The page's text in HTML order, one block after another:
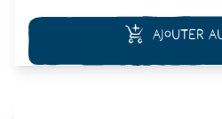
Ajouter